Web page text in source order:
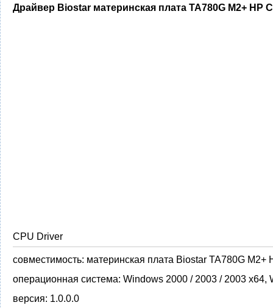
Драйвер Biostar материнская плата TA780G M2+ HP
CPU Driver
совместимость: материнская плата Biostar TA780G M2+
операционная система: Windows 2000 / 2003 / 2003 x64,
версия: 1.0.0.0